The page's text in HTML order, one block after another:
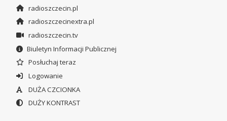
radioszczecin.pl
radioszczecinextra.pl
radioszczecin.tv
Biuletyn Informacji Publicznej
Posłuchaj teraz
Logowanie
DUŻA CZCIONKA
DUŻY KONTRAST